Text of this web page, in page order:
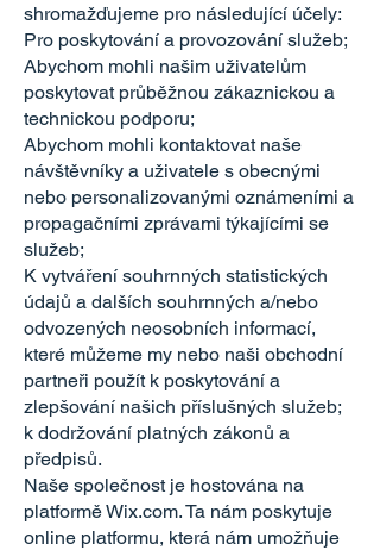
shromažďujeme pro následující účely:
Pro poskytování a provozování služeb;
Abychom mohli našim uživatelům
poskytovat průběžnou zákaznickou a
technickou podporu;
Abychom mohli kontaktovat naše
návštěvníky a uživatele s obecnými
nebo personalizovanými oznámeními a
propagačními zprávami týkajícími se
služeb;
K vytváření souhrnných statistických
údajů a dalších souhrnných a/nebo
odvozených neosobních informací,
které můžeme my nebo naši obchodní
partneři použít k poskytování a
zlepšování našich příslušných služeb;
k dodržování platných zákonů a
předpisů.
Naše společnost je hostována na
platformě Wix.com. Ta nám poskytuje
online platformu, která nám umožňuje